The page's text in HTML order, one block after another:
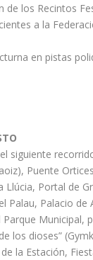
de los Recintos
a la
en pistas
siguiente
Puente
Llúcia, Portal de
Palau, Palacio de
Parque Municipal,
los dioses”
la Estación,